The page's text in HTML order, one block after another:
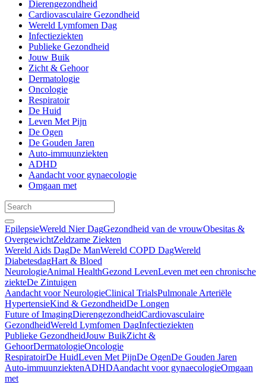
Dierengezondheid
Cardiovasculaire Gezondheid
Wereld Lymfomen Dag
Infectieziekten
Publieke Gezondheid
Jouw Buik
Zicht & Gehoor
Dermatologie
Oncologie
Respiratoir
De Huid
Leven Met Pijn
De Ogen
De Gouden Jaren
Auto-immuunziekten
ADHD
Aandacht voor gynaecologie
Omgaan met
EpilepsieWereld Nier DagGezondheid van de vrouwObesitas &
OvergewichtZeldzame Ziekten
Wereld Aids DagDe ManWereld COPD DagWereld
DiabetesdagHart & Bloed
NeurologieAnimal HealthGezond LevenLeven met een chronische
ziekteDe Zintuigen
Aandacht voor NeurologieClinical TrialsPulmonale Arteriële
HypertensieKind & GezondheidDe Longen
Future of ImagingDierengezondheidCardiovasculaire
GezondheidWereld Lymfomen DagInfectieziekten
Publieke GezondheidJouw BuikZicht &
GehoorDermatologieOncologie
RespiratoirDe HuidLeven Met PijnDe OgenDe Gouden Jaren
Auto-immuunziektenADHDAandacht voor gynaecologieOmgaan
met